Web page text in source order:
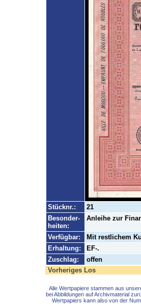
Stücknr.:
21
Besonder-
heiten:
Anleihe zur
Verfügbar:
Mit restlichem
Erhaltung:
EF-.
Zuschlag:
offen
Vorheriges Los
Alle Wertpapiere stammen aus
bei Abbildungen auf Archivmaterial
Wertpapiers kann also von der